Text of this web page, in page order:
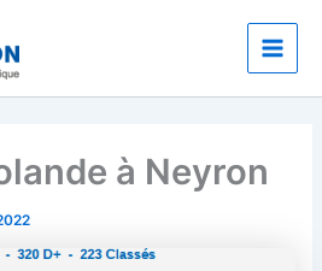
Main
à Neyron